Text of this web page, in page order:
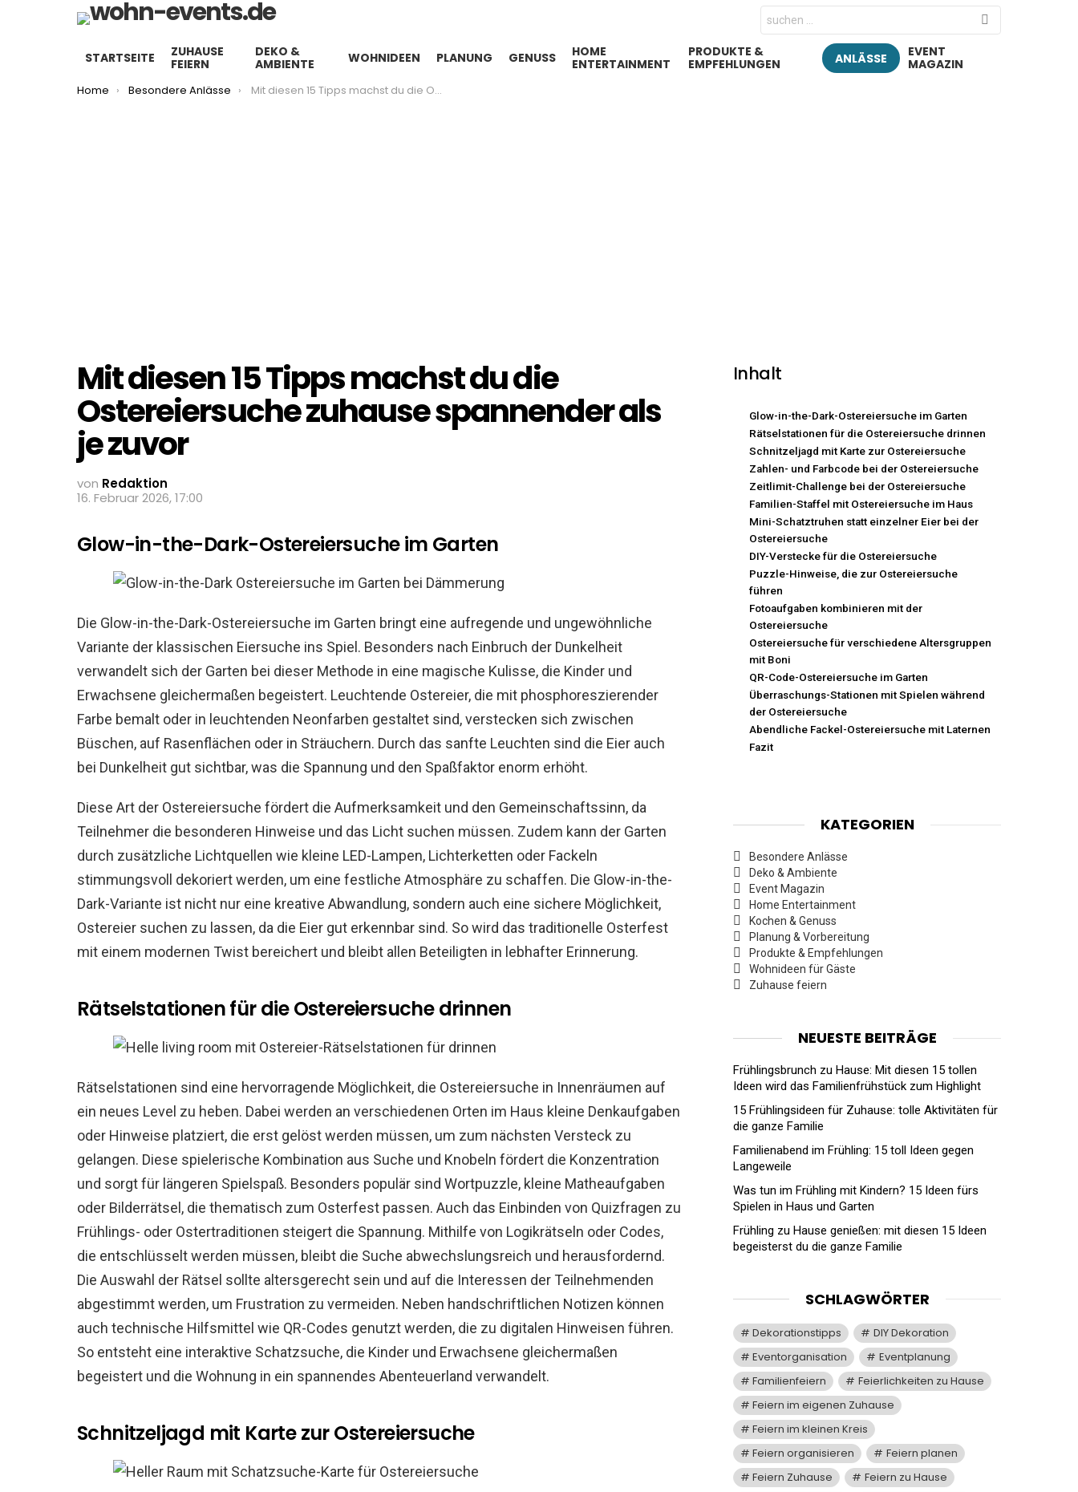
Search
for:
STARTSEITE
ZUHAUSE
FEIERN
DEKO &
AMBIENTE
WOHNIDEEN PLANUNG GENUSS
HOME
ENTERTAINMENT
PRODUKTE &
EMPFEHLUNGEN
ANLÄSSE
EVENT
MAGAZIN
You are here:
Home Besondere Anlässe Mit diesen 15 Tipps machst du die Ostereiersuche zuhause spannender als je zuvor
Mit diesen 15 Tipps machst du die
Ostereiersuche zuhause spannender als
je zuvor
von Redaktion
16. Februar 2026, 17:00
Glow-in-the-Dark-Ostereiersuche im Garten
Die Glow-in-the-Dark-Ostereiersuche im Garten bringt eine aufregende und ungewöhnliche
Variante der klassischen Eiersuche ins Spiel. Besonders nach Einbruch der Dunkelheit
verwandelt sich der Garten bei dieser Methode in eine magische Kulisse, die Kinder und
Erwachsene gleichermaßen begeistert. Leuchtende Ostereier, die mit phosphoreszierender
Farbe bemalt oder in leuchtenden Neonfarben gestaltet sind, verstecken sich zwischen
Büschen, auf Rasenflächen oder in Sträuchern. Durch das sanfte Leuchten sind die Eier auch
bei Dunkelheit gut sichtbar, was die Spannung und den Spaßfaktor enorm erhöht.
Diese Art der Ostereiersuche fördert die Aufmerksamkeit und den Gemeinschaftssinn, da
Teilnehmer die besonderen Hinweise und das Licht suchen müssen. Zudem kann der Garten
durch zusätzliche Lichtquellen wie kleine LED-Lampen, Lichterketten oder Fackeln
stimmungsvoll dekoriert werden, um eine festliche Atmosphäre zu schaffen. Die Glow-in-the-
Dark-Variante ist nicht nur eine kreative Abwandlung, sondern auch eine sichere Möglichkeit,
Ostereier suchen zu lassen, da die Eier gut erkennbar sind. So wird das traditionelle Osterfest
mit einem modernen Twist bereichert und bleibt allen Beteiligten in lebhafter Erinnerung.
Rätselstationen für die Ostereiersuche drinnen
Rätselstationen sind eine hervorragende Möglichkeit, die Ostereiersuche in Innenräumen auf
ein neues Level zu heben. Dabei werden an verschiedenen Orten im Haus kleine Denkaufgaben
oder Hinweise platziert, die erst gelöst werden müssen, um zum nächsten Versteck zu
gelangen. Diese spielerische Kombination aus Suche und Knobeln fördert die Konzentration
und sorgt für längeren Spielspaß. Besonders populär sind Wortpuzzle, kleine Matheaufgaben
oder Bilderrätsel, die thematisch zum Osterfest passen. Auch das Einbinden von Quizfragen zu
Frühlings- oder Ostertraditionen steigert die Spannung. Mithilfe von Logikrätseln oder Codes,
die entschlüsselt werden müssen, bleibt die Suche abwechslungsreich und herausfordernd.
Die Auswahl der Rätsel sollte altersgerecht sein und auf die Interessen der Teilnehmenden
abgestimmt werden, um Frustration zu vermeiden. Neben handschriftlichen Notizen können
auch technische Hilfsmittel wie QR-Codes genutzt werden, die zu digitalen Hinweisen führen.
So entsteht eine interaktive Schatzsuche, die Kinder und Erwachsene gleichermaßen
begeistert und die Wohnung in ein spannendes Abenteuerland verwandelt.
Schnitzeljagd mit Karte zur Ostereiersuche
Inhalt
Glow-in-the-Dark-Ostereiersuche im Garten
Rätselstationen für die Ostereiersuche drinnen
Schnitzeljagd mit Karte zur Ostereiersuche
Zahlen- und Farbcode bei der Ostereiersuche
Zeitlimit-Challenge bei der Ostereiersuche
Familien-Staffel mit Ostereiersuche im Haus
Mini-Schatztruhen statt einzelner Eier bei der
Ostereiersuche
DIY-Verstecke für die Ostereiersuche
Puzzle-Hinweise, die zur Ostereiersuche
führen
Fotoaufgaben kombinieren mit der
Ostereiersuche
Ostereiersuche für verschiedene Altersgruppen
mit Boni
QR-Code-Ostereiersuche im Garten
Überraschungs-Stationen mit Spielen während
der Ostereiersuche
Abendliche Fackel-Ostereiersuche mit Laternen
Fazit
KATEGORIEN
Besondere Anlässe
Deko & Ambiente
Event Magazin
Home Entertainment
Kochen & Genuss
Planung & Vorbereitung
Produkte & Empfehlungen
Wohnideen für Gäste
Zuhause feiern
NEUESTE BEITRÄGE
Frühlingsbrunch zu Hause: Mit diesen 15 tollen
Ideen wird das Familienfrühstück zum Highlight
15 Frühlingsideen für Zuhause: tolle Aktivitäten für
die ganze Familie
Familienabend im Frühling: 15 toll Ideen gegen
Langeweile
Was tun im Frühling mit Kindern? 15 Ideen fürs
Spielen in Haus und Garten
Frühling zu Hause genießen: mit diesen 15 Ideen
begeisterst du die ganze Familie
SCHLAGWÖRTER
Dekorationstipps
DIY Dekoration
Eventorganisation
Eventplanung
Familienfeiern
Feierlichkeiten zu Hause
Feiern im eigenen Zuhause
Feiern im kleinen Kreis
Feiern organisieren
Feiern planen
Feiern Zuhause
Feiern zu Hause